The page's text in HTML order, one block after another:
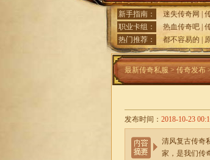
新手指南： 迷失传奇网
职业卡组：
热血传奇吧
热门推荐：
都不容易的
最新传奇私服 > 传奇发布
发布时间： 2018-10-23
清风复古传奇
家，是我们传